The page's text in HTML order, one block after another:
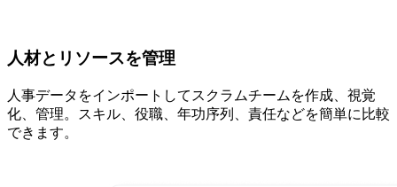
人材とリソースを管理
人事データをインポートしてスクラムチームを作成、視覚
化、管理。スキル、役職、年功序列、責任などを簡単に比較
できます。